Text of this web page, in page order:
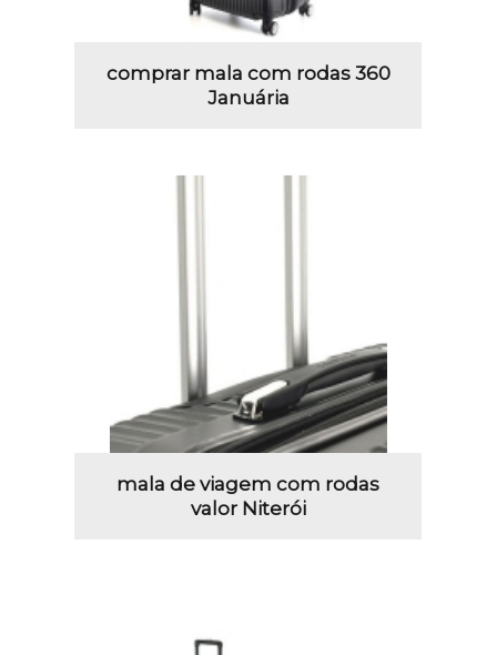
comprar mala com rodas 360
Januária
mala de viagem com rodas
valor Niterói